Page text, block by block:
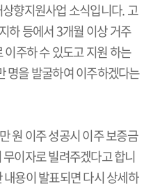
향지원사업 소식입니다. 고
하 등에서 3개월 이상 거주
주하 수 있도고 지원 하는
명을 발굴하여 이주하겠다는
원 이주 성공시 이주 보증금
이자로 빌려주겠다고 합니
용이 발표되면 다시 상세하